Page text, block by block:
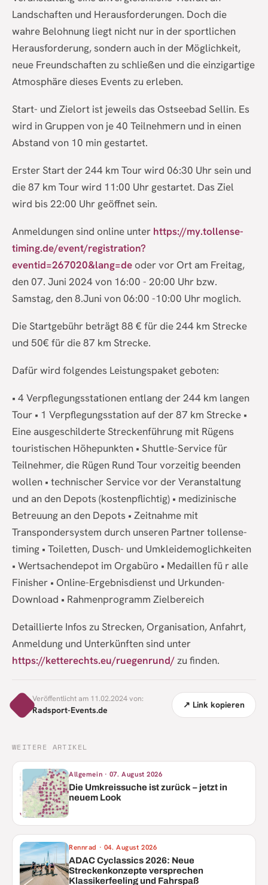
Landschaften und Herausforderungen. Doch die
wahre Belohnung liegt nicht nur in der sportlichen
Herausforderung, sondern auch in der Möglichkeit,
neue Freundschaften zu schließen und die einzigartige
Atmosphäre dieses Events zu erleben.
Start- und Zielort ist jeweils das Ostseebad Sellin. Es
wird in Gruppen von je 40 Teilnehmern und in einen
Abstand von 10 min gestartet.
Erster Start der 244 km Tour wird 06:30 Uhr sein und
die 87 km Tour wird 11:00 Uhr gestartet. Das Ziel
wird bis 22:00 Uhr geöffnet sein.
Anmeldungen sind online unter https://my.tollense-
timing.de/event/registration?
eventid=267020&lang=de oder vor Ort am Freitag,
den 07. Juni 2024 von 16:00 - 20:00 Uhr bzw.
Samstag, den 8.Juni von 06:00 -10:00 Uhr moglich.
Die Startgebühr beträgt 88 € für die 244 km Strecke
und 50€ für die 87 km Strecke.
Dafür wird folgendes Leistungspaket geboten:
• 4 Verpflegungsstationen entlang der 244 km langen
Tour • 1 Verpflegungsstation auf der 87 km Strecke •
Eine ausgeschilderte Streckenführung mit Rügens
touristischen Höhepunkten • Shuttle-Service für
Teilnehmer, die Rügen Rund Tour vorzeitig beenden
wollen • technischer Service vor der Veranstaltung
und an den Depots (kostenpflichtig) • medizinische
Betreuung an den Depots • Zeitnahme mit
Transpondersystem durch unseren Partner tollense-
timing • Toiletten, Dusch- und Umkleidemoglichkeiten
• Wertsachendepot im Orgabüro • Medaillen fü r alle
Finisher • Online-Ergebnisdienst und Urkunden-
Download • Rahmenprogramm Zielbereich
Detaillierte Infos zu Strecken, Organisation, Anfahrt,
Anmeldung und Unterkünften sind unter
https://ketterechts.eu/ruegenrund/zu finden.
Veröffentlicht am 11.02.2024 von:
Radsport-Events.de ↗ Link kopieren
WEITERE ARTIKEL
Allgemein · 07. August 2026
Die Umkreissuche ist zurück – jetzt in
neuem Look
Rennrad · 04. August 2026
ADAC Cyclassics 2026: Neue
Streckenkonzepte versprechen
Klassikerfeeling und Fahrspaß